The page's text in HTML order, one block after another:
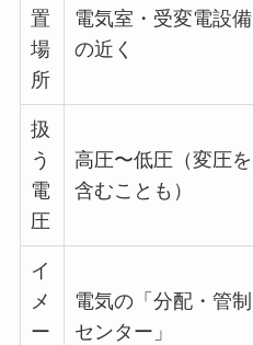
置
場
所
電気室・受変電設備
の近く
扱
う
電
圧
高圧〜低圧（変圧を
含むことも）
イ
メ
ー
電気の「分配・管制
センター」